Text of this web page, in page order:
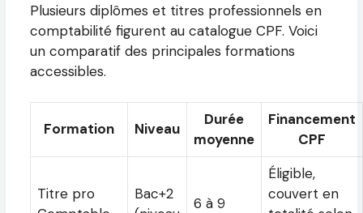
Plusieurs diplômes et titres professionnels en
comptabilité figurent au catalogue CPF. Voici
un comparatif des principales formations
accessibles.
Formation Niveau
Durée
moyenne
Financement
CPF
Titre pro
Bac+2
6 à 9
Éligible,
couvert en